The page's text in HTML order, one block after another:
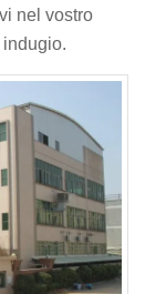
nel vostro